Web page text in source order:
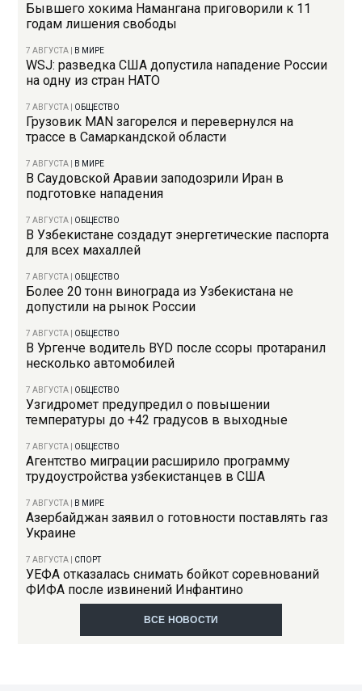
Бывшего хокима Намангана приговорили к 11
годам лишения свободы
7 АВГУСТА В МИРЕ
WSJ: разведка США допустила нападение России
на одну из стран НАТО
7 АВГУСТА ОБЩЕСТВО
Грузовик MAN загорелся и перевернулся на
трассе в Самаркандской области
7 АВГУСТА В МИРЕ
В Саудовской Аравии заподозрили Иран в
подготовке нападения
7 АВГУСТА ОБЩЕСТВО
В Узбекистане создадут энергетические паспорта
для всех махаллей
7 АВГУСТА ОБЩЕСТВО
Более 20 тонн винограда из Узбекистана не
допустили на рынок России
7 АВГУСТА ОБЩЕСТВО
В Ургенче водитель BYD после ссоры протаранил
несколько автомобилей
7 АВГУСТА ОБЩЕСТВО
Узгидромет предупредил о повышении
температуры до +42 градусов в выходные
7 АВГУСТА ОБЩЕСТВО
Агентство миграции расширило программу
трудоустройства узбекистанцев в США
7 АВГУСТА В МИРЕ
Азербайджан заявил о готовности поставлять газ
Украине
7 АВГУСТА СПОРТ
УЕФА отказалась снимать бойкот соревнований
ФИФА после извинений Инфантино
ВСЕ НОВОСТИ